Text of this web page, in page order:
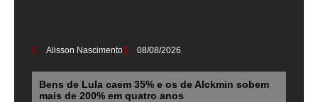
Alisson Nascimento 08/08/2026
Bens de Lula caem 35% e os de Alckmin sobem
mais de 200% em quatro anos